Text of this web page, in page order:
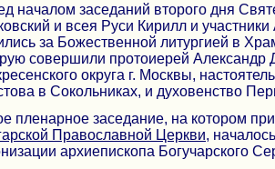
началом заседаний второго дня
и всея Руси Кирилл и
за Божественной литургией в
совершили протоиерей Александр
округа г. Москвы,
в Сокольниках, и духовенство
пленарное заседание, на котором
Православной Церкви,
архиепископа Богучарского